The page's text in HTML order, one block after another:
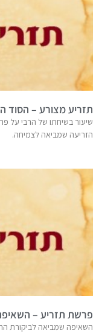
תזריע מצורע – הסוד
שיעור בשיחתו של הרבי על
הזריעה שמביאה לצמיחה.
פרשת תזריע –
השאיפה שמביאה לביקורת